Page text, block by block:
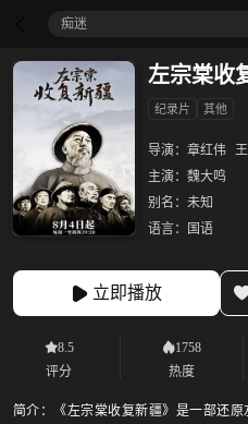
痴迷
左宗棠收
纪录片 其他
导演： 章红伟
主演： 魏大鸣
别名： 未知
语言：
国语
立即播放
8.5
评分
1758
热度
简介：
《左宗棠收复新疆》是一部还